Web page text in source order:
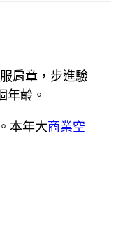
肩章，步進驗
齡。
本年大商業空